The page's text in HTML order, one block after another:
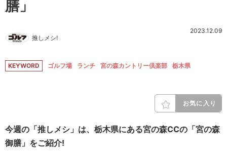
膳」
推しメシ!
2023.12.09
KEYWORD ゴルフ場 ランチ 宮の森カントリー倶楽部 栃木県
お気に入り
今週の「推しメシ」は、栃木県にある宮の森CCの「宮の森
御膳」をご紹介!